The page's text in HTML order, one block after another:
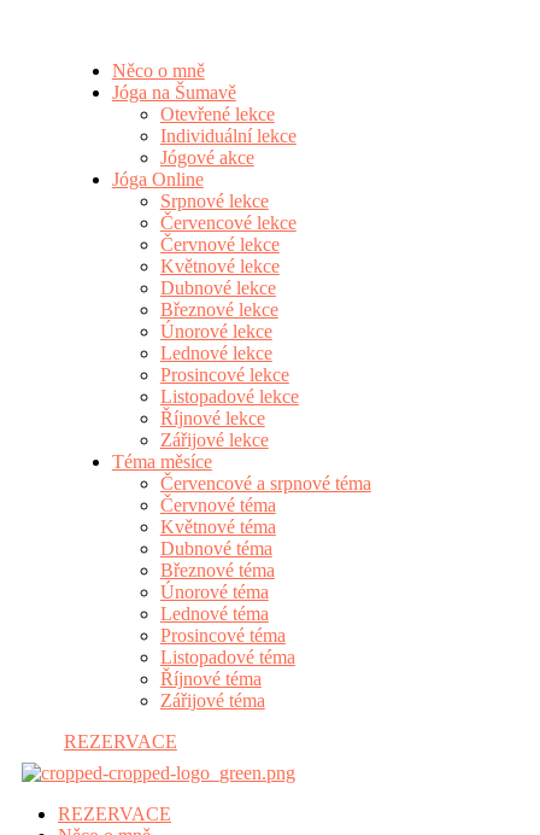
Něco o mně
Jóga na Šumavě
Otevřené lekce
Individuální lekce
Jógové akce
Jóga Online
Srpnové lekce
Červencové lekce
Červnové lekce
Květnové lekce
Dubnové lekce
Březnové lekce
Únorové lekce
Lednové lekce
Prosincové lekce
Listopadové lekce
Říjnové lekce
Zářijové lekce
Téma měsíce
Červencové a srpnové téma
Červnové téma
Květnové téma
Dubnové téma
Březnové téma
Únorové téma
Lednové téma
Prosincové téma
Listopadové téma
Říjnové téma
Zářijové téma
REZERVACE
REZERVACE